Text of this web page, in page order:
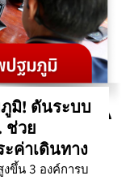
มิ! ดันระบบ
ช่วย
ค่าเดินทาง
ขึ้น 3 องค์การบ